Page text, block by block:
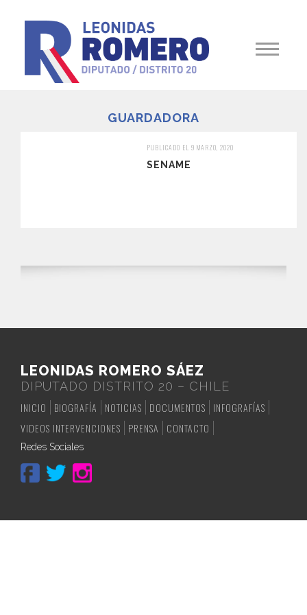
GUARDADORA
PUBLICADO EL 9 MARZO, 2020
SENAME
LEONIDAS ROMERO SÁEZ
DIPUTADO DISTRITO 20 – CHILE
INICIO
BIOGRAFÍA NOTICIAS DOCUMENTOS
INFOGRAFÍAS
VIDEOS INTERVENCIONES
PRENSA CONTACTO
Redes Sociales